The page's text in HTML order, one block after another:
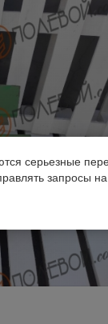
серьезные
запросы